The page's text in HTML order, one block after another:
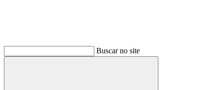
Buscar no site